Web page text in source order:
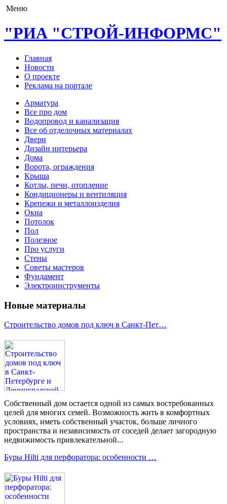
Меню
"РИА "СТРОЙ-ИНФОРМС"
Главная
Новости
О проекте
Реклама на портале
Арматура
Все про дом
Водопровод и канализация
Все об отделочных материалах
Двери
Дизайн интерьера
Дома
Ворота, ограждения
Крыша
Котлы, печи, отопление
Кондиционеры и вентиляция
Крепежи и металлоизделия
Окна
Потолок
Пол
Полезное
Про услуги
Стены
Советы мастеров
Фундамент
Электроинструменты
Новые материалы
Строительство домов под ключ в Санкт-Пет…
Собственный дом остается одной из самых востребованных
целей для многих семей. Возможность жить в комфортных
условиях, иметь собственный участок, больше личного
пространства и независимость от соседей делает загородную
недвижимость привлекательной...
Буры Hilti для перфоратора: особенности …